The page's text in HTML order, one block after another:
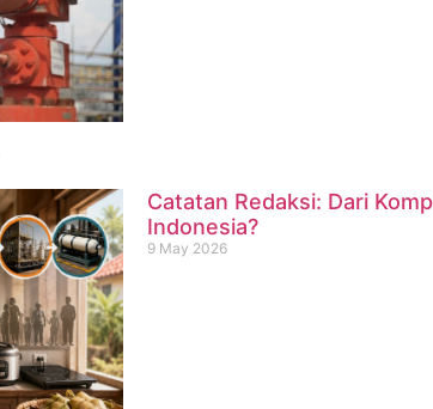
Catatan Redaksi: Dari
Indonesia?
9 May 2026